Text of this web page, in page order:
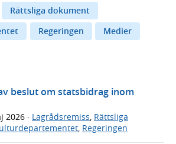
Rättsliga dokument
Regeringen Medier
beslut om statsbidrag inom
2026 · Lagrådsremiss Rättsliga
Regeringen